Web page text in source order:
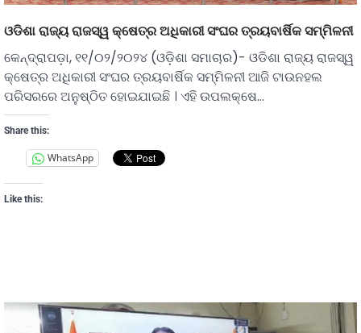
ଓଡିଶା ରାଜ୍ୟ ରାଜସ୍ୱ କ୍ଷେତ୍ର ଅଧିକାରୀ ସଂଘର ତ୍ରୟବାର୍ଷିକ ସମ୍ମିଳନୀ
କେନ୍ଦ୍ରାପଡ଼ା, ୧୧/୦୨/୨୦୨୪ (ଓଡ଼ିଶା ସମାଚାର)- ଓଡିଶା ରାଜ୍ୟ ରାଜସ୍ୱ
କ୍ଷେତ୍ର ଅଧିକାରୀ ସଂଘର ତ୍ରୟବାର୍ଷିକ ସମ୍ମିଳନୀ ଆଜି ଟାଉନହଲ
ପରିସରରେ ଅନୁଷ୍ଠିତ ହୋଇଯାଇଛି । ଏହି ଉପଲକ୍ଷେ…
Share this:
WhatsApp
Like this: